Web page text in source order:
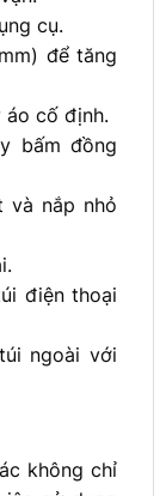
cụ.
để tăng
áo cố định.
bấm đồng
và nắp nhỏ
điện thoại
ngoài với
không chỉ